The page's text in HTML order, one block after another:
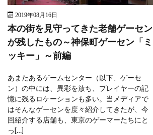
2019年08月16日
本の街を見守ってきた老舗ゲーセン
が残したもの～神保町ゲーセン「ミ
ッキー」～前編
あまたあるゲームセンター（以下、ゲーセ
ン）の中には、異彩を放ち、プレイヤーの記
憶に残るロケーションも多い。当メディアで
はそんなゲーセンを度々紹介してきたが、今
回紹介する店舗も、東京のゲーマーたちにと
っ[…]